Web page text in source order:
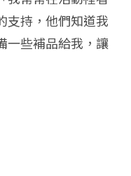
支持，他們知道我
一些補品給我，讓